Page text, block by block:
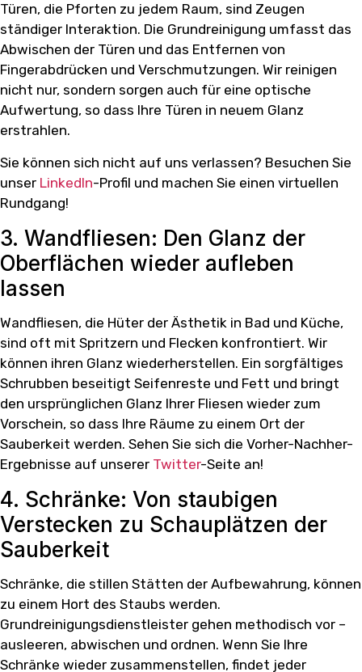
Türen, die Pforten zu jedem Raum, sind Zeugen
ständiger Interaktion. Die Grundreinigung umfasst das
Abwischen der Türen und das Entfernen von
Fingerabdrücken und Verschmutzungen. Wir reinigen
nicht nur, sondern sorgen auch für eine optische
Aufwertung, so dass Ihre Türen in neuem Glanz
erstrahlen.
Sie können sich nicht auf uns verlassen? Besuchen Sie
unser LinkedIn-Profil und machen Sie einen virtuellen
Rundgang!
3. Wandfliesen: Den Glanz der
Oberflächen wieder aufleben
lassen
Wandfliesen, die Hüter der Ästhetik in Bad und Küche,
sind oft mit Spritzern und Flecken konfrontiert. Wir
können ihren Glanz wiederherstellen. Ein sorgfältiges
Schrubben beseitigt Seifenreste und Fett und bringt
den ursprünglichen Glanz Ihrer Fliesen wieder zum
Vorschein, so dass Ihre Räume zu einem Ort der
Sauberkeit werden. Sehen Sie sich die Vorher-Nachher-
Ergebnisse auf unserer Twitter-Seite an!
4. Schränke: Von staubigen
Verstecken zu Schauplätzen der
Sauberkeit
Schränke, die stillen Stätten der Aufbewahrung, können
zu einem Hort des Staubs werden.
Grundreinigungsdienstleister gehen methodisch vor –
ausleeren, abwischen und ordnen. Wenn Sie Ihre
Schränke wieder zusammenstellen, findet jeder